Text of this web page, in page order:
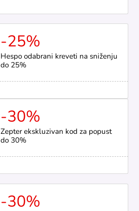
-25%
Hespo odabrani kreveti na sniženju
do 25%
-30%
Zepter ekskluzivan kod za popust
do 30%
-30%